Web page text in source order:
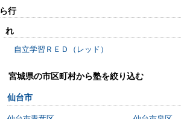
ら行
れ
自立学習ＲＥＤ（レッド）
宮城県の市区町村から塾を絞り込む
仙台市